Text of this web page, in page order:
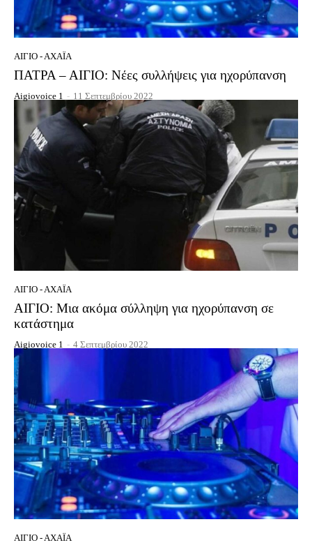
ΑΊΓΙΟ - ΑΧΑΪ́Α
ΠΑΤΡΑ – ΑΙΓΙΟ: Νέες συλλήψεις για ηχορύπανση
Aigiovoice 1 - 11 Σεπτεμβρίου 2022
ΑΊΓΙΟ - ΑΧΑΪ́Α
ΑΙΓΙΟ: Μια ακόμα σύλληψη για ηχορύπανση σε
κατάστημα
Aigiovoice 1 - 4 Σεπτεμβρίου 2022
ΑΊΓΙΟ - ΑΧΑΪ́Α